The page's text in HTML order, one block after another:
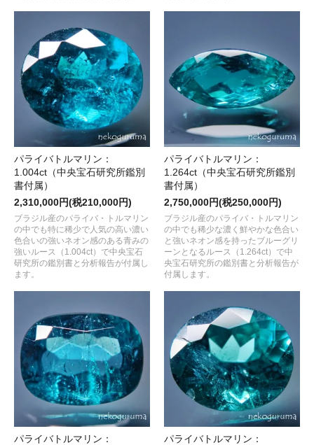
パライバトルマリン：
1.004ct（中央宝石研究所鑑別
書付属）
2,310,000円(税210,000円)
ブラジル産のパライバ・トルマリン
の中でも特に稀少で人気の高い濃い
色合いの強いネオン感のある青みの
強いルース（1.004ct）で中央宝石
研究所の鑑別書と分析報告が付属し
ます。
パライバトルマリン：
1.264ct（中央宝石研究所鑑別
書付属）
2,750,000円(税250,000円)
ブラジル産のパライバ・トルマリン
の中でも稀少な濃く鮮やかな色合い
と強いネオン感を持ったブルーグリ
ーンとなるルース（1.264ct）で中
央宝石研究所の鑑別書と分析報告が
付属します。
パライバトルマリン：
パライバトルマリン：